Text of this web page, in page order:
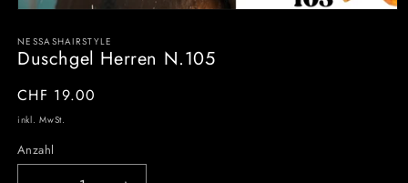
NESSASHAIRSTYLE
Duschgel Herren N.105
Normaler
Preis
CHF 19.00
inkl. MwSt.
Anzahl